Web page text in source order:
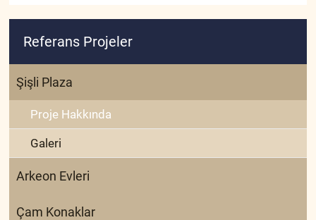
Referans Projeler
Şişli Plaza
Proje Hakkında
Galeri
Arkeon Evleri
Çam Konaklar